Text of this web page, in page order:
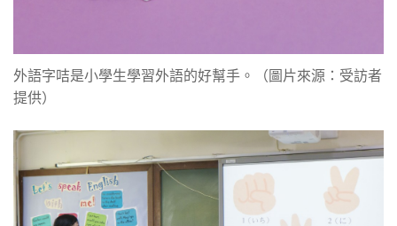
外語字咭是小學生學習外語的好幫手。（圖片來源：受訪者
提供）